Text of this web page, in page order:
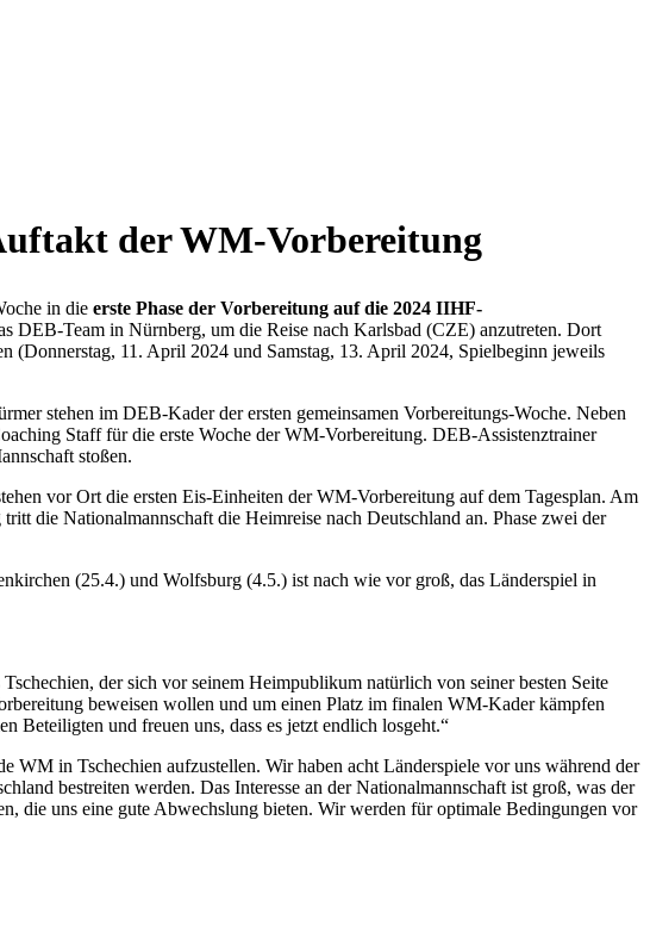
der WM-Vorbereitung
in die erste Phase der Vorbereitung auf die 2024 IIHF-
Team in Nürnberg, um die Reise nach Karlsbad (CZE) anzutreten. Dort
(Donnerstag, 11. April 2024 und Samstag, 13. April 2024, Spielbeginn jeweils
stehen im DEB-Kader der ersten gemeinsamen Vorbereitungs-Woche. Neben
Staff für die erste Woche der WM-Vorbereitung. DEB-Assistenztrainer
stoßen.
vor Ort die ersten Eis-Einheiten der WM-Vorbereitung auf dem Tagesplan. Am
die Nationalmannschaft die Heimreise nach Deutschland an. Phase zwei der
(25.4.) und Wolfsburg (4.5.) ist nach wie vor groß, das Länderspiel in
der sich vor seinem Heimpublikum natürlich von seiner besten Seite
beweisen wollen und um einen Platz im finalen WM-Kader kämpfen
Beteiligten und freuen uns, dass es jetzt endlich losgeht.“
WM in Tschechien aufzustellen. Wir haben acht Länderspiele vor uns während der
bestreiten werden. Das Interesse an der Nationalmannschaft ist groß, was der
die uns eine gute Abwechslung bieten. Wir werden für optimale Bedingungen vor